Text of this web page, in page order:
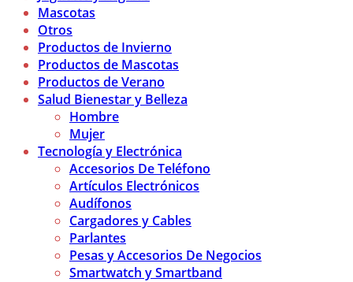
Mascotas
Otros
Productos de Invierno
Productos de Mascotas
Productos de Verano
Salud Bienestar y Belleza
Hombre
Mujer
Tecnología y Electrónica
Accesorios De Teléfono
Artículos Electrónicos
Audífonos
Cargadores y Cables
Parlantes
Pesas y Accesorios De Negocios
Smartwatch y Smartband